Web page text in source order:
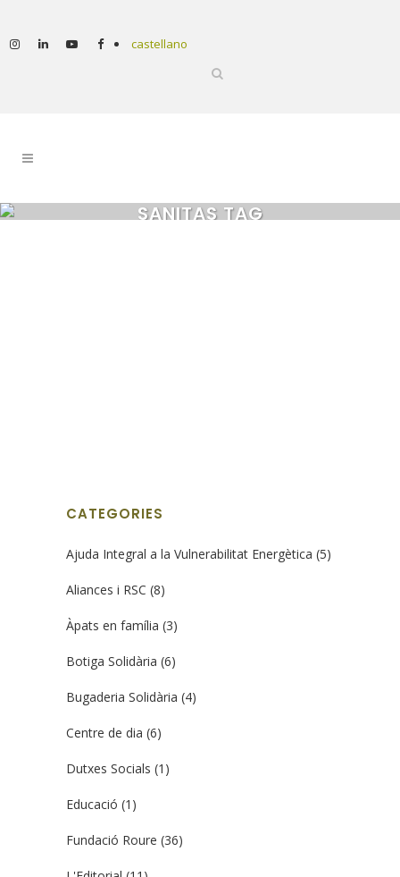
castellano
SANITAS TAG
CATEGORIES
Ajuda Integral a la Vulnerabilitat Energètica (5)
Aliances i RSC (8)
Àpats en família (3)
Botiga Solidària (6)
Bugaderia Solidària (4)
Centre de dia (6)
Dutxes Socials (1)
Educació (1)
Fundació Roure (36)